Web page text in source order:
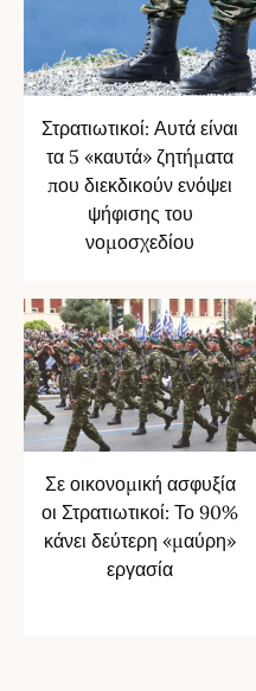
Στρατιωτικοί: Αυτά είναι
τα 5 «καυτά» ζητήματα
που διεκδικούν ενόψει
ψήφισης του
νομοσχεδίου
Σε οικονομική ασφυξία
οι Στρατιωτικοί: Το 90%
κάνει δεύτερη «μαύρη»
εργασία